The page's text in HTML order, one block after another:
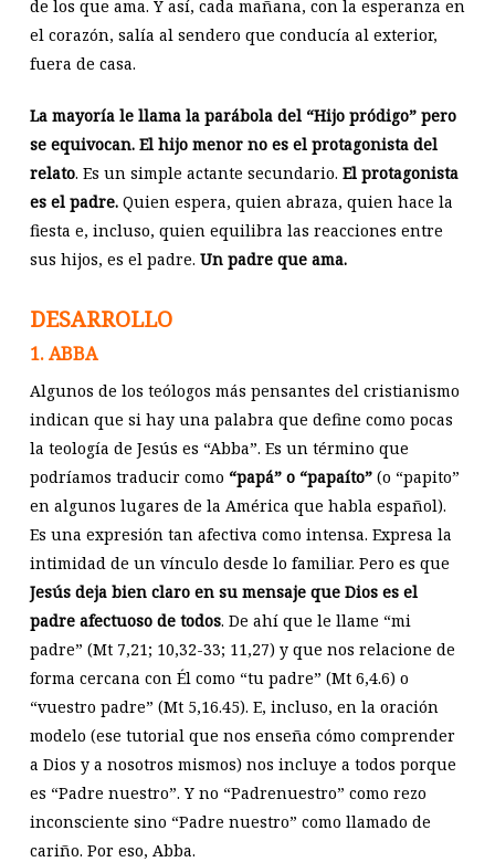
de los que ama. Y así, cada mañana, con la esperanza en
el corazón, salía al sendero que conducía al exterior,
fuera de casa.
La mayoría le llama la parábola del “Hijo pródigo” pero
se equivocan. El hijo menor no es el protagonista del
relato. Es un simple actante secundario. El protagonista
es el padre.Quien espera, quien abraza, quien hace la
fiesta e, incluso, quien equilibra las reacciones entre
sus hijos, es el padre. Un padre que ama.
DESARROLLO
1. ABBA
Algunos de los teólogos más pensantes del cristianismo
indican que si hay una palabra que define como pocas
la teología de Jesús es “Abba”. Es un término que
podríamos traducir como “papá” o “papaíto”(o “papito”
en algunos lugares de la América que habla español).
Es una expresión tan afectiva como intensa. Expresa la
intimidad de un vínculo desde lo familiar. Pero es que
Jesús deja bien claro en su mensaje que Dios es el
padre afectuoso de todos. De ahí que le llame “mi
padre” (Mt 7,21; 10,32-33; 11,27) y que nos relacione de
forma cercana con Él como “tu padre” (Mt 6,4.6) o
“vuestro padre” (Mt 5,16.45). E, incluso, en la oración
modelo (ese tutorial que nos enseña cómo comprender
a Dios y a nosotros mismos) nos incluye a todos porque
es “Padre nuestro”. Y no “Padrenuestro” como rezo
inconsciente sino “Padre nuestro” como llamado de
cariño. Por eso, Abba.